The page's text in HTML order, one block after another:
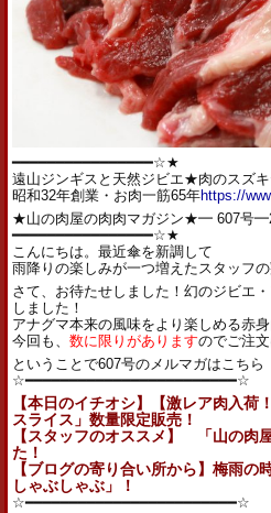
━━━━━━━━━━━━━━━━☆★
遠山ジンギスと天然ジビエ★肉のスズ
昭和32年創業・お肉一筋65年https://
★山の肉屋の肉肉マガジン★━ 607号
━━━━━━━━━━━━━━━━☆★
こんにちは。最近傘を新調して
雨降りの楽しみが一つ増えたスタッフの
さて、お待たせしました！幻のジビエ・
しました！
アナグマ本来の風味をより楽しめる赤身
今回も、数に限りがありますのでご注
ということで607号のメルマガはこちら
☆━━━━━━━━━━━━━━━━━━━━━━━━☆
【本日のイチオシ】【激レア肉入荷
スライス」数量限定販売！
【スタッフのオススメ】 「山の肉
た！
【ブログの寄り合い所から】梅雨の
しゃぶしゃぶ」！
☆━━━━━━━━━━━━━━━━━━━━━━━━☆